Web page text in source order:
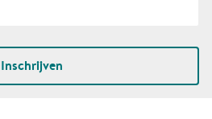
Inschrijven